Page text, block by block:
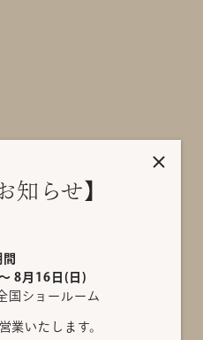
知らせ】
8月16日(日)
国ショールーム
業いたします。